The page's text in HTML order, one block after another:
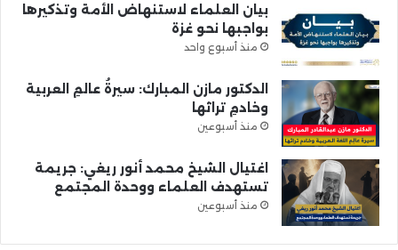
بيان العلماء لاستنهاض الأمة وتذكيرها
بواجبها نحو غزة
منذ أسبوع واحد
الدكتور مازن المبارك: سيرةُ عالمِ العربية
وخادمِ تراثها
منذ أسبوعين
اغتيال الشيخ محمد أنور ريغي: جريمة
تستهدف العلماء ووحدة المجتمع
منذ أسبوعين